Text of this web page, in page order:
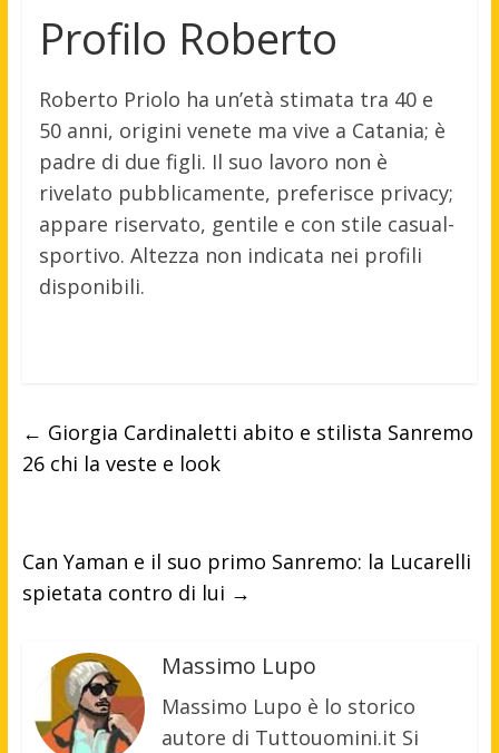
Profilo Roberto
Roberto Priolo ha un’età stimata tra 40 e
50 anni, origini venete ma vive a Catania; è
padre di due figli. Il suo lavoro non è
rivelato pubblicamente, preferisce privacy;
appare riservato, gentile e con stile casual-
sportivo. Altezza non indicata nei profili
disponibili.
← Giorgia Cardinaletti abito e stilista Sanremo
26 chi la veste e look
Can Yaman e il suo primo Sanremo: la Lucarelli
spietata contro di lui →
Massimo Lupo
Massimo Lupo è lo storico
autore di Tuttouomini.it Si